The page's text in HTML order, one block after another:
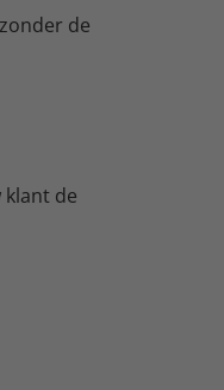
de
klant de